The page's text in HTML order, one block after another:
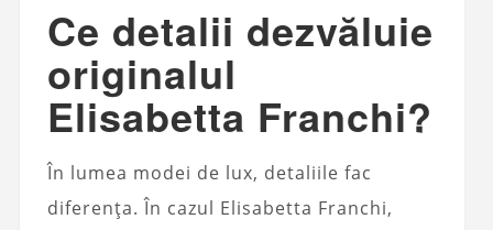
Ce detalii dezvăluie
originalul
Elisabetta Franchi?
În lumea modei de lux, detaliile fac
diferența. În cazul Elisabetta Franchi,